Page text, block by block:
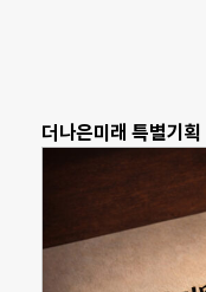
더나은미래 특별기획